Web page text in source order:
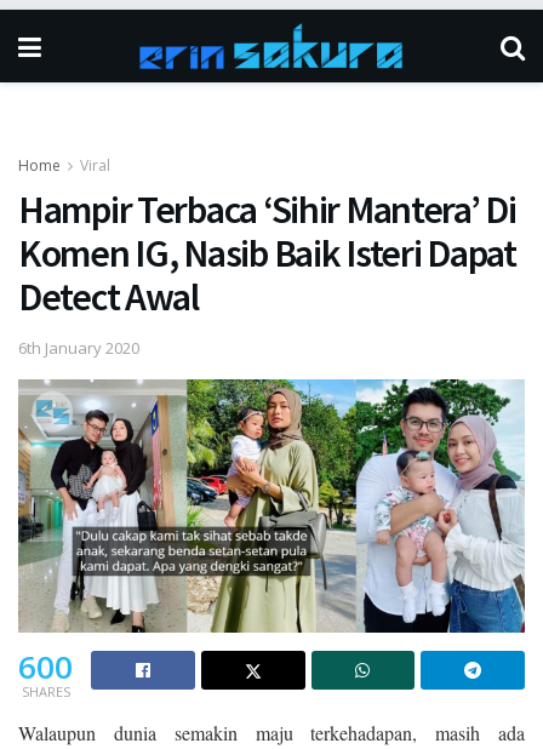
Home Viral
Hampir Terbaca ‘Sihir Mantera’ Di
Komen IG, Nasib Baik Isteri Dapat
Detect Awal
6th January 2020
600
SHARES
Walaupun dunia semakin maju terkehadapan, masih ada